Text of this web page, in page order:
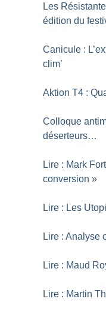
Les
édition du
Canicule :
clim’
Aktion T4 :
Colloque
déserteurs…
Lire : Mark
conversion »
Lire : Les
Lire : Analyse
Lire : Maud
Lire : Martin